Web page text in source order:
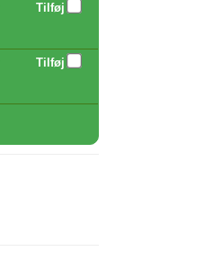
Tilføj
Tilføj